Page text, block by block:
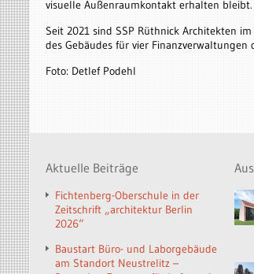
visuelle Außenraumkontakt erhalten bleibt.
Seit 2021 sind SSP Rüthnick Architekten
des Gebäudes für vier Finanzverwaltungen
Foto: Detlef Podehl
Aktuelle Beiträge
Fichtenberg-Oberschule in der
Zeitschrift „architektur Berlin
2026“
Baustart Büro- und Laborgebäude
am Standort Neustrelitz –